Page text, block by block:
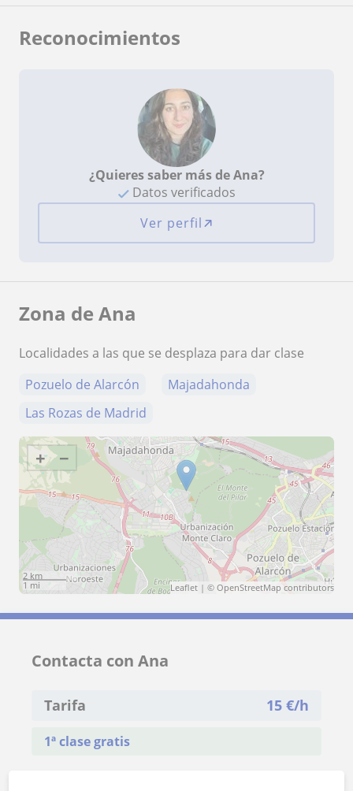
Reconocimientos
¿Quieres saber más de Ana?
Datos verificados
Ver perfil
Zona de Ana
Localidades a las que se desplaza para dar clase
Pozuelo de Alarcón
Majadahonda
Las Rozas de Madrid
+ −
2 km
1 mi
Leaflet | © OpenStreetMap contributors
Contacta con Ana
Tarifa 15 €/h
1ª clase gratis